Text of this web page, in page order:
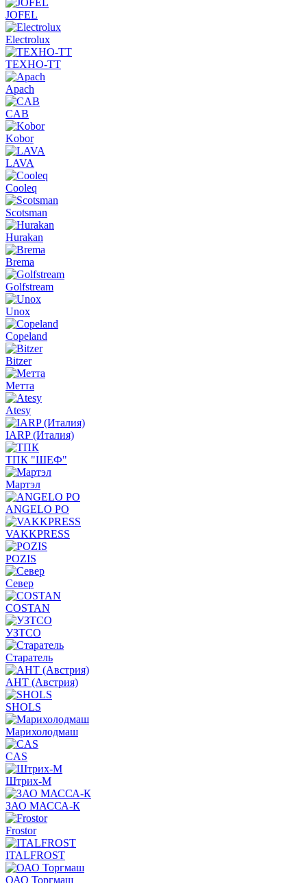
JOFEL
Electrolux
ТЕХНО-ТТ
Apach
CAB
Kobor
LAVA
Cooleq
Scotsman
Hurakan
Brema
Golfstream
Unox
Copeland
Bitzer
Метта
Atesy
IARP (Италия)
ТПК "ШЕФ"
Мартэл
ANGELO PO
VAKKPRESS
POZIS
Север
COSTAN
УЗТСО
Старатель
АНТ (Австрия)
SHOLS
Марихолодмаш
CAS
Штрих-М
ЗАО МАССА-К
Frostor
ITALFROST
ОАО Торгмаш